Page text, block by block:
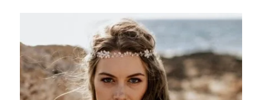
war:
199,00 €
ist: